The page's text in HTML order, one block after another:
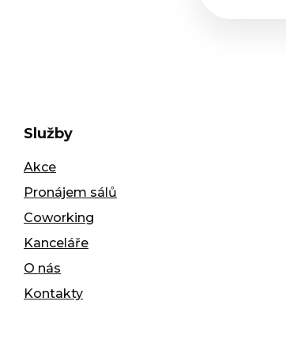
Služby
Akce
Pronájem sálů
Coworking
Kanceláře
O nás
Kontakty